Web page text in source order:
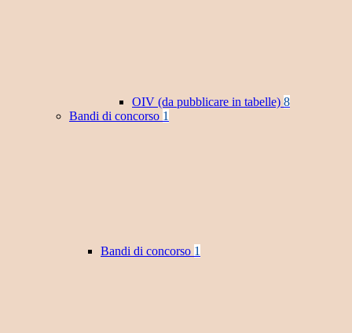
OIV (da pubblicare in tabelle) 8
Bandi di concorso 1
Bandi di concorso 1